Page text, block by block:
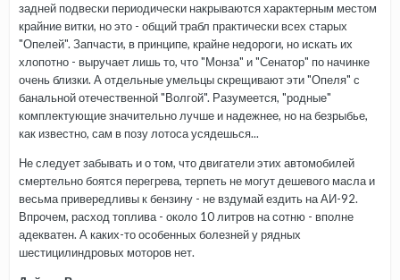
задней подвески периодически накрываются характерным местом
крайние витки, но это - общий трабл практически всех старых
"Опелей". Запчасти, в принципе, крайне недороги, но искать их
хлопотно - выручает лишь то, что "Монза" и "Сенатор" по начинке
очень близки. А отдельные умельцы скрещивают эти "Опеля" с
банальной отечественной "Волгой". Разумеется, "родные"
комплектующие значительно лучше и надежнее, но на безрыбье,
как известно, сам в позу лотоса усядешься...
Не следует забывать и о том, что двигатели этих автомобилей
смертельно боятся перегрева, терпеть не могут дешевого масла и
весьма привередливы к бензину - не вздумай ездить на АИ-92.
Впрочем, расход топлива - около 10 литров на сотню - вполне
адекватен. А каких-то особенных болезней у рядных
шестицилиндровых моторов нет.